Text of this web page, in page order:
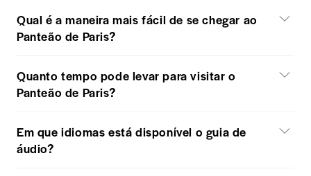
Qual é a maneira mais fácil de se chegar ao
Panteão de Paris?
Quanto tempo pode levar para visitar o
Panteão de Paris?
Em que idiomas está disponível o guia de
áudio?